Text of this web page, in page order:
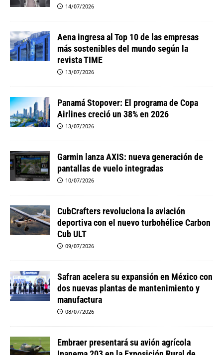
14/07/2026
Aena ingresa al Top 10 de las empresas
más sostenibles del mundo según la
revista TIME
13/07/2026
Panamá Stopover: El programa de Copa
Airlines creció un 38% en 2026
13/07/2026
Garmin lanza AXIS: nueva generación de
pantallas de vuelo integradas
10/07/2026
CubCrafters revoluciona la aviación
deportiva con el nuevo turbohélice Carbon
Cub ULT
09/07/2026
Safran acelera su expansión en México con
dos nuevas plantas de mantenimiento y
manufactura
08/07/2026
Embraer presentará su avión agrícola